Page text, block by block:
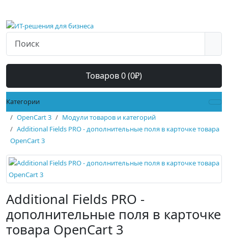
Товаров 0 (0₽)
Категории
OpenCart 3
Модули товаров и категорий
Additional Fields PRO - дополнительные поля в карточке товара
OpenCart 3
Additional Fields PRO -
дополнительные поля в карточке
товара OpenCart 3